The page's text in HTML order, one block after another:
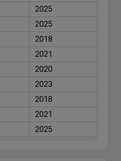
2025
2025
2018
2021
2020
2023
2018
2021
2025